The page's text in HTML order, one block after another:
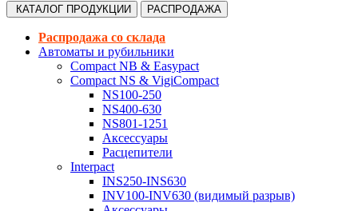
КАТАЛОГ ПРОДУКЦИИ РАСПРОДАЖА
Распродажа со склада
Автоматы и рубильники
Compact NB & Easypact
Compact NS & VigiCompact
NS100-250
NS400-630
NS801-1251
Аксессуары
Расцепители
Interpact
INS250-INS630
INV100-INV630 (видимый разрыв)